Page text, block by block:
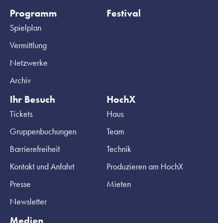
Programm
Spielplan
Vermittlung
Netzwerke
Archiv
Festival
Ihr Besuch
Tickets
Gruppenbuchungen
Barrierefreiheit
Kontakt und Anfahrt
Presse
Newsletter
HochX
Haus
Team
Technik
Produzieren am HochX
Mieten